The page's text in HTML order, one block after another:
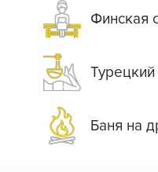
Финская
Баня на